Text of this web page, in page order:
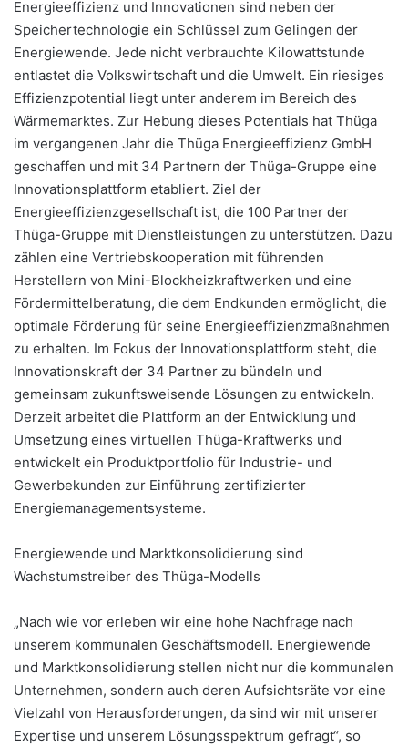
Energieeffizienz und Innovationen sind neben der
Speichertechnologie ein Schlüssel zum Gelingen der
Energiewende. Jede nicht verbrauchte Kilowattstunde
entlastet die Volkswirtschaft und die Umwelt. Ein riesiges
Effizienzpotential liegt unter anderem im Bereich des
Wärmemarktes. Zur Hebung dieses Potentials hat Thüga
im vergangenen Jahr die Thüga Energieeffizienz GmbH
geschaffen und mit 34 Partnern der Thüga-Gruppe eine
Innovationsplattform etabliert. Ziel der
Energieeffizienzgesellschaft ist, die 100 Partner der
Thüga-Gruppe mit Dienstleistungen zu unterstützen. Dazu
zählen eine Vertriebskooperation mit führenden
Herstellern von Mini-Blockheizkraftwerken und eine
Fördermittelberatung, die dem Endkunden ermöglicht, die
optimale Förderung für seine Energieeffizienzmaßnahmen
zu erhalten. Im Fokus der Innovationsplattform steht, die
Innovationskraft der 34 Partner zu bündeln und
gemeinsam zukunftsweisende Lösungen zu entwickeln.
Derzeit arbeitet die Plattform an der Entwicklung und
Umsetzung eines virtuellen Thüga-Kraftwerks und
entwickelt ein Produktportfolio für Industrie- und
Gewerbekunden zur Einführung zertifizierter
Energiemanagementsysteme.
Energiewende und Marktkonsolidierung sind
Wachstumstreiber des Thüga-Modells
„Nach wie vor erleben wir eine hohe Nachfrage nach
unserem kommunalen Geschäftsmodell. Energiewende
und Marktkonsolidierung stellen nicht nur die kommunalen
Unternehmen, sondern auch deren Aufsichtsräte vor eine
Vielzahl von Herausforderungen, da sind wir mit unserer
Expertise und unserem Lösungsspektrum gefragt“, so